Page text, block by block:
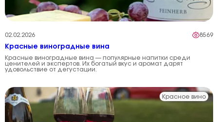
02.02.2026 8569
Красные виноградные вина
Красные виноградные вина — популярные напитки среди
ценителей и экспертов. Их богатый вкус и аромат дарят
удовольствие от дегустации.
Красное вино